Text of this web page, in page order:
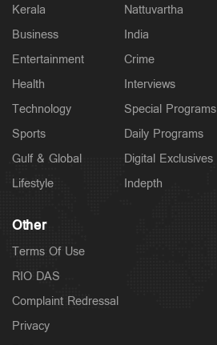
Latest
പോറ്റി വളര്‍ത്തുന്നവരേയും നിലയ്ക്ക് നിര്‍ത്തും:
ചെന്നിത്തല
Latest
Kerala
Business
Entertainment
Health
Technology
Sports
Gulf & Global
Lifestyle
Nattuvartha
India
Crime
Interviews
Special Programs
Daily Programs
Digital Exclusives
Indepth
Other
Terms Of Use
RIO DAS
Complaint Redressal
Privacy